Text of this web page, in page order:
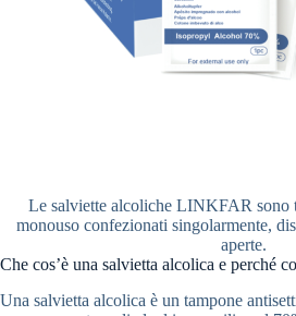
Le salviette alcoliche LINKFAR sono
monouso confezionati singolarmente,
aperte.
Che cos’è una salvietta alcolica e perché
Una salvietta alcolica è un tampone